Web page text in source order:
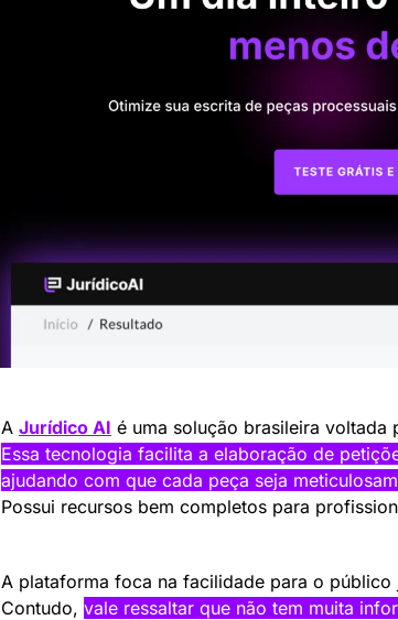
A Jurídico AI
Essa tecnologia facilita a elaboração de
ajudando com que cada peça seja
Possui recursos bem completos para
A plataforma foca na facilidade para o
Contudo, vale ressaltar que não tem muita